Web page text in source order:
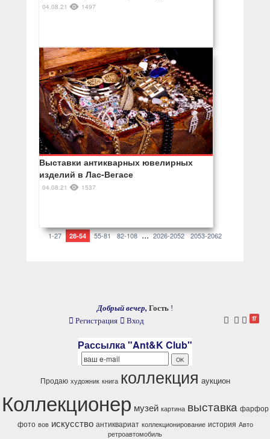
04.08.21 1497
Выставки антикварных ювелирных
изделий в Лас-Вегасе
04.08.21 1537
1-27 28-54 55-81 82-108 ... 2026-2052 2053-2062
Добрый вечер, Гость !
Регистрация
Вход
Рассылка "Ant&K Club"
Продаю художник книга коллекция аукцион
Коллекционер музей картина выставка фарфор
фото вов искусство антиквариат коллекционирование история Авто
ретроавтомобиль